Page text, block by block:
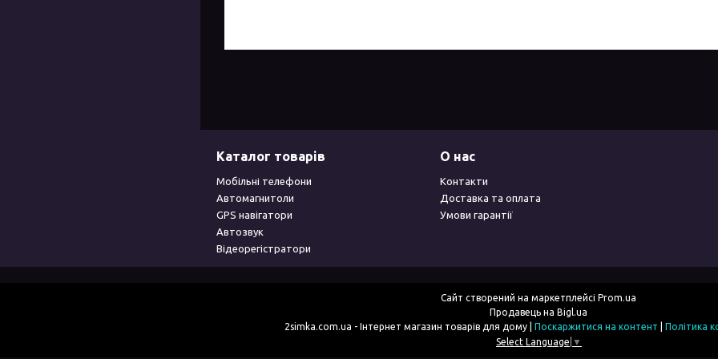
Каталог товарів
Мобільні телефони
Автомагнитоли
GPS навігатори
Автозвук
Відеорегістратори
О нас
Контакти
Доставка та оплата
Умови гарантії
Сайт створений на маркетплейсі Prom.ua
Продавець на Bigl.ua
Поскаржитися на контент
Політика
Select Language ▼